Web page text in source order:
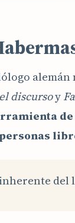
alemán
discursoy
del